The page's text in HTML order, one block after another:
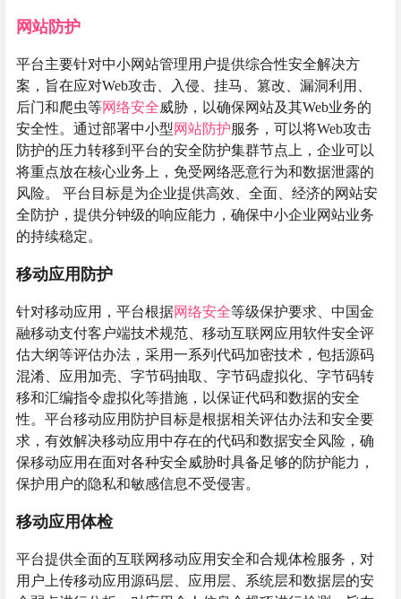
网站防护
平台主要针对中小网站管理用户提供综合性安全解决方
案，旨在应对Web攻击、入侵、挂马、篡改、漏洞利用、
后门和爬虫等网络安全威胁，以确保网站及其Web业务的
安全性。通过部署中小型网站防护服务，可以将Web攻击
防护的压力转移到平台的安全防护集群节点上，企业可以
将重点放在核心业务上，免受网络恶意行为和数据泄露的
风险。 平台目标是为企业提供高效、全面、经济的网站安
全防护，提供分钟级的响应能力，确保中小企业网站业务
的持续稳定。
移动应用防护
针对移动应用，平台根据网络安全等级保护要求、中国金
融移动支付客户端技术规范、移动互联网应用软件安全评
估大纲等评估办法，采用一系列代码加密技术，包括源码
混淆、应用加壳、字节码抽取、字节码虚拟化、字节码转
移和汇编指令虚拟化等措施，以保证代码和数据的安全
性。平台移动应用防护目标是根据相关评估办法和安全要
求，有效解决移动应用中存在的代码和数据安全风险，确
保移动应用在面对各种安全威胁时具备足够的防护能力，
保护用户的隐私和敏感信息不受侵害。
移动应用体检
平台提供全面的互联网移动应用安全和合规体检服务，对
用户上传移动应用源码层、应用层、系统层和数据层的安